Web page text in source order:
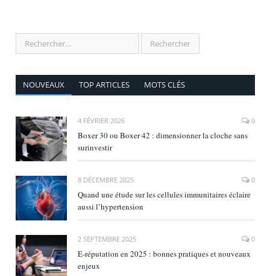
NOUVEAUX TOP ARTICLES MOTS CLÉS
4 FÉVRIER 2026 0
Boxer 30 ou Boxer 42 : dimensionner la cloche sans
surinvestir
8 DÉCEMBRE 2025 0
Quand une étude sur les cellules immunitaires éclaire
aussi l’hypertension
2 SEPTEMBRE 2025 0
E‑réputation en 2025 : bonnes pratiques et nouveaux
enjeux